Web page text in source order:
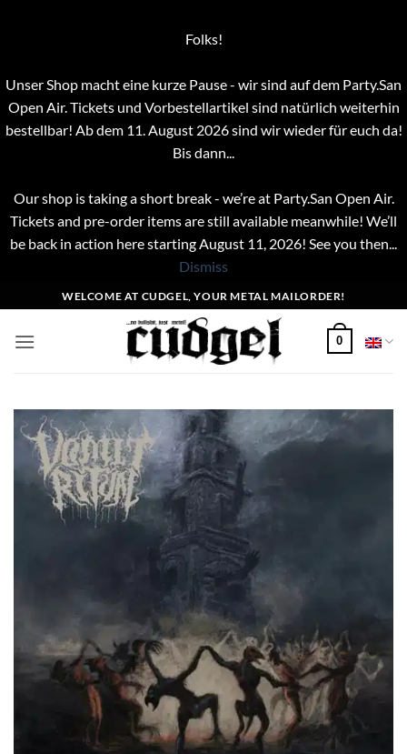
Folks!
Unser Shop macht eine kurze Pause - wir sind auf dem Party.San
Open Air. Tickets und Vorbestellartikel sind natürlich weiterhin
bestellbar! Ab dem 11. August 2026 sind wir wieder für euch da!
Bis dann...
Our shop is taking a short break - we’re at Party.San Open Air.
Tickets and pre-order items are still available meanwhile! We’ll
be back in action here starting August 11, 2026! See you then...
Dismiss
to
content
WELCOME AT CUDGEL, YOUR METAL MAILORDER!
0